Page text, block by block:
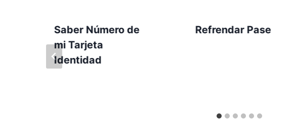
Saber Número de
mi Tarjeta
Identidad
Refrendar Pase